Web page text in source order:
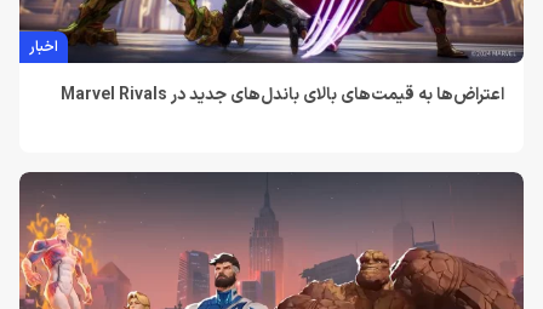
اخبار
اعتراض‌ها به قیمت‌های بالای باندل‌های جدید در Marvel Rivals